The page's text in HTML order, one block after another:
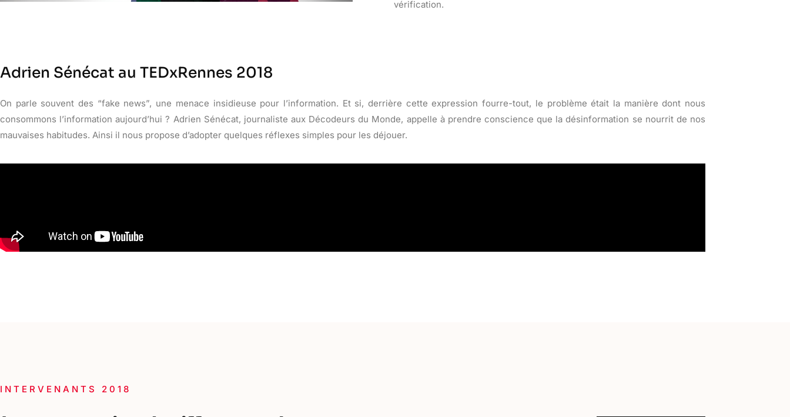
vérification.
Adrien Sénécat au TEDxRennes 2018
On parle souvent des “fake news”, une menace insidieuse pour l’information. Et si, derrière cette expression fourre-tout, le problème était la manière dont nous
consommons l’information aujourd’hui ? Adrien Sénécat, journaliste aux Décodeurs du Monde, appelle à prendre conscience que la désinformation se nourrit de nos
mauvaises habitudes. Ainsi il nous propose d’adopter quelques réflexes simples pour les déjouer.
INTERVENANTS 2018